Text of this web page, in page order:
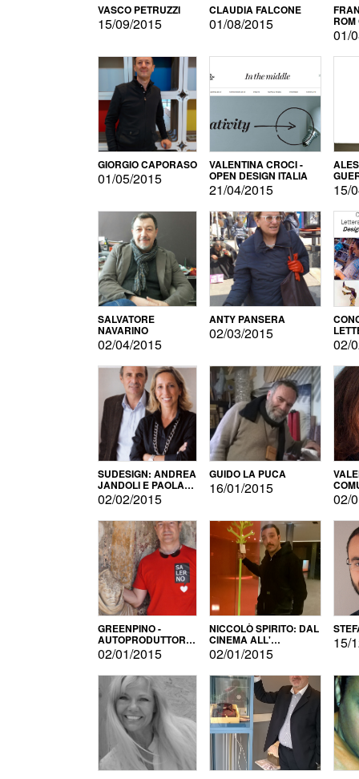
VASCO PETRUZZI
15/09/2015
CLAUDIA FALCONE
01/08/2015
01/
GIORGIO CAPORASO
01/05/2015
VALENTINA CROCI -
OPEN DESIGN ITALIA
21/04/2015 15/
SALVATORE
NAVARINO
02/04/2015
ANTY PANSERA
02/03/2015
02/
SUDESIGN: ANDREA
JANDOLI E PAOLA
PISAPIA
02/02/2015
GUIDO LA PUCA
16/01/2015
02/
GREENPINO -
AUTOPRODUTTORE
PER AMORE
02/01/2015
NICCOLÒ SPIRITO: DAL
CINEMA ALL'
AUTOPRODUZIONE
02/01/2015
15/